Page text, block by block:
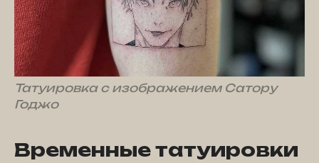
Татуировка с изображением Сатору
Годжо
Временные татуировки